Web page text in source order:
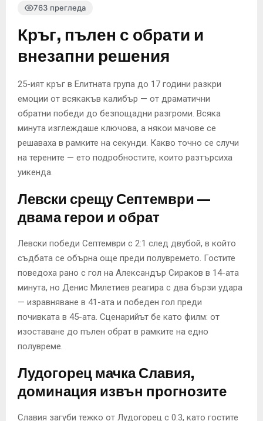
763 прегледа
Кръг, пълен с обрати и
внезапни решения
25-ият кръг в Елитната група до 17 години разкри
емоции от всякакъв калибър — от драматични
обратни победи до безпощадни разгроми. Всяка
минута изглеждаше ключова, а някои мачове се
решаваха в рамките на секунди. Какво точно се случи
на терените — ето подробностите, които разтърсиха
уикенда.
Левски срещу Септември —
двама герои и обрат
Левски победи Септември с 2:1 след двубой, в който
съдбата се обърна още преди полувремето. Гостите
поведоха рано с гол на Александър Сираков в 14-ата
минута, но Денис Милетиев реагира с два бързи удара
— изравняване в 41-ата и победен гол преди
почивката в 45-ата. Сценарийът бе като филм: от
изоставане до пълен обрат в рамките на едно
полувреме.
Лудогорец мачка Славия,
доминация извън прогнозите
Славия загуби тежко от Лудогорец с 0:3, като гостите